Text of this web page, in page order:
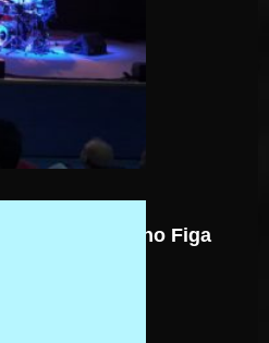
Gardel Mano Figa